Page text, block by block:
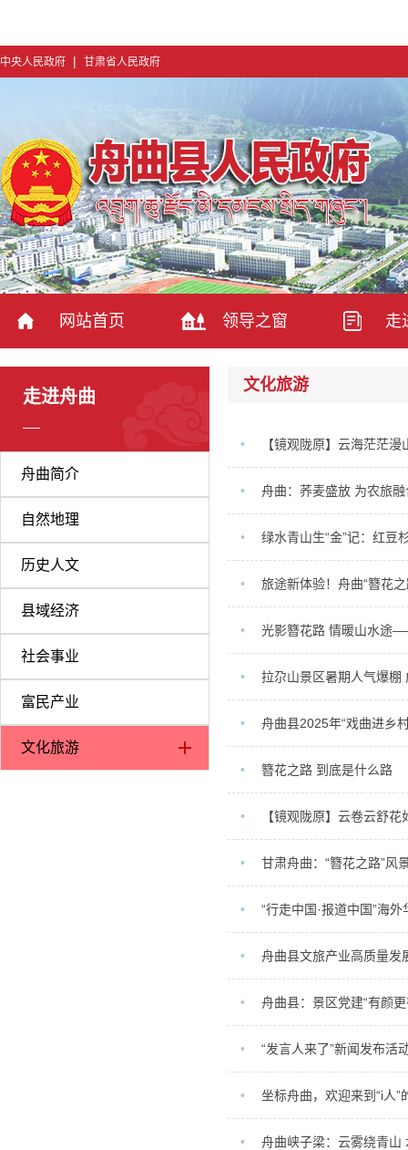
中央人民政府 | 甘肃省人民政府
网站首页 领导之窗 走
走进舟曲
舟曲简介
自然地理
历史人文
县域经济
社会事业
富民产业
文化旅游
文化旅游
• 【镜观陇原】云海茫茫
• 舟曲：荞麦盛放 为农旅
• 绿水青山生“金”记：红豆
• 旅途新体验！舟曲“簪花
• 光影簪花路 情暖山水途
• 拉尕山景区暑期人气爆棚
• 舟曲县2025年“戏曲进乡
• 簪花之路 到底是什么路
• 【镜观陇原】云卷云舒
• 甘肃舟曲：“簪花之路”风
• “行走中国·报道中国”海
• 舟曲县文旅产业高质量发
• 舟曲县：景区党建“有颜更
• “发言人来了”新闻发布
• 坐标舟曲，欢迎来到“i人”
• 舟曲峡子梁：云雾绕青山